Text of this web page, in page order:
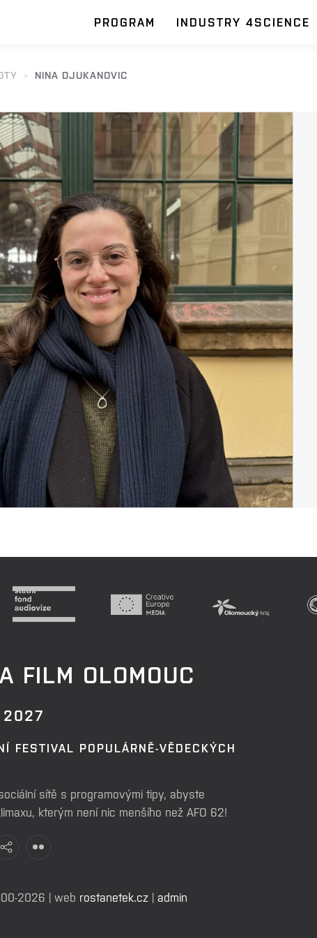
PROGRAM INDUSTRY 4SCIENCE
NINA DJUKANOVIC
FILM OLOMOUC
FESTIVAL POPULÁRNĚ-VĚDECKÝCH
sítě s programovými tipy, abyste
kterým není nic menšího než AFO 62!
2026 | web rostanetek.cz | admin